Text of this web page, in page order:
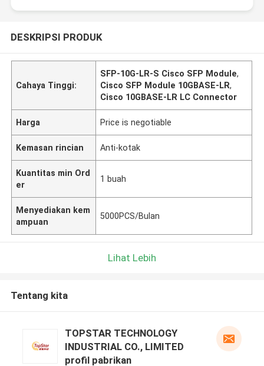
DESKRIPSI PRODUK
Cahaya Tinggi:
SFP-10G-LR-S Cisco SFP Module,
Cisco SFP Module 10GBASE-LR,
Cisco 10GBASE-LR LC Connector
Harga Price is negotiable
Kemasan rincian Anti-kotak
Kuantitas min Ord
er
1 buah
Menyediakan kem
ampuan
5000PCS/Bulan
Lihat Lebih
Tentang kita
TOPSTAR TECHNOLOGY
INDUSTRIAL CO., LIMITED
profil pabrikan